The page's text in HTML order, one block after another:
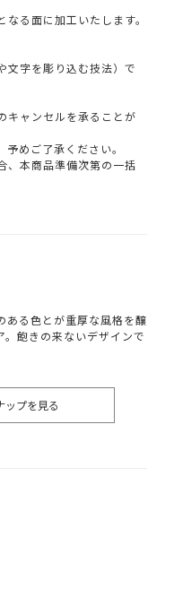
る面に加工いたします。
文字を彫り込む技法）で
キャンセルを承ることが
めご了承ください。
、本商品準備次第の一括
ある色とが重厚な風格を醸
。飽きの来ないデザインで
ップを見る